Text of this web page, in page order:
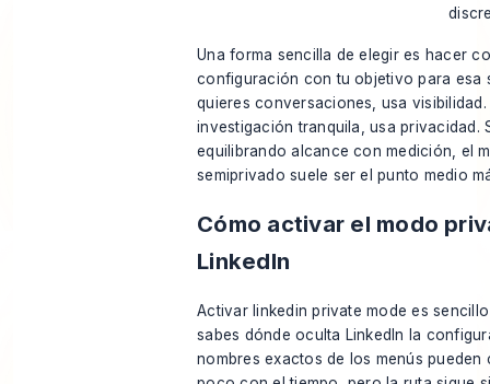
Una forma sencilla de elegir es hacer
configuración con tu objetivo para esa
quieres conversaciones, usa visibilidad.
investigación tranquila, usa privacidad.
equilibrando alcance con medición, el
semiprivado suele ser el punto medio
Cómo activar el modo
LinkedIn
Activar linkedin private mode es
sabes dónde oculta LinkedIn la
nombres exactos de los menús pueden